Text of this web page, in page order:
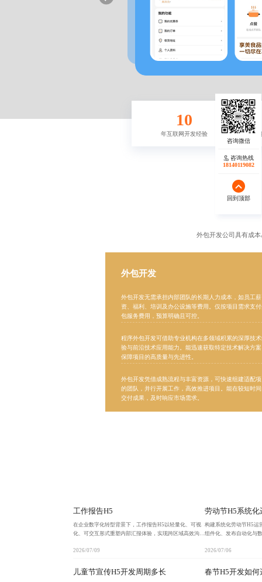
序提供了一站式旅游服务，方便用户
10
年互联网开发经验
外包开发公司 具有成
外包开发
外包开发无需承担内部团队的长期人力成本，如员工薪
资、福利、培训及办公设施等费用。仅按项目需求支
包服务费用，预算明确且可控。
程序外包开发可借助专业机构在多领域积累的深厚技
验与前沿技术应用能力。能迅速获取特定技术解决方
保障项目的高质量与先进性。
外包开发凭借成熟流程与丰富资源，可快速组建适配
的团队，并行开展工作，高效推进项目。能在较短时
交付成果，及时响应市场需求。
工作报告H5
在企业数字化转型背景下，工作报告H5以轻量化、可视
化、可交互形式重塑内部汇报体验，实现跨区域高效沟通
2026/07/09
劳动节H5系统化
构建系统化劳动节H5运
组件化、发布自动化与
2026/07/06
儿童节宣传H5开发周期多长 春节H5开发如何
咨询热线
17723342546
回到顶部
咨询热线
18140119082
回到顶部